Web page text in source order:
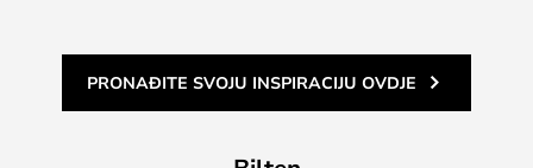
PRONAĐITE SVOJU INSPIRACIJU OVDJE